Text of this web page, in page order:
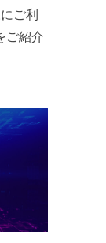
ご利
ご紹介